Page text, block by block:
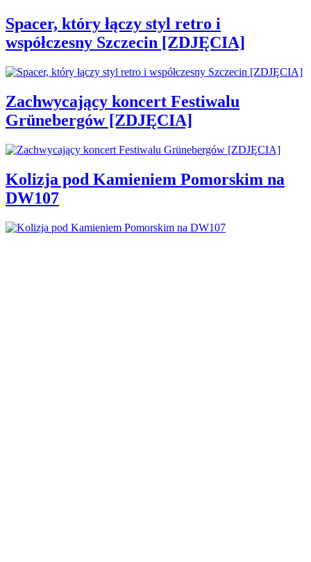
Spacer, który łączy styl retro i
współczesny Szczecin [ZDJĘCIA]
Zachwycający koncert Festiwalu
Grünebergów [ZDJĘCIA]
Kolizja pod Kamieniem Pomorskim na
DW107